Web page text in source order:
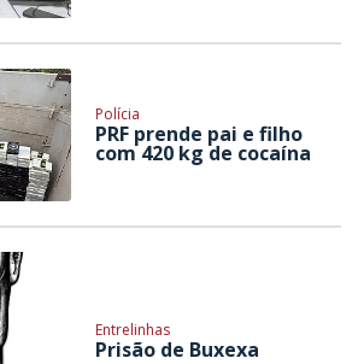
Polícia
PRF prende pai e filho
com 420 kg de cocaína
Entrelinhas
Prisão de Buxexa